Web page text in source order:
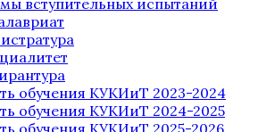
вступительных испытаний
обучения КУКИиТ 2023-2024
обучения КУКИиТ 2024-2025
обучения КУКИиТ 2025-2026